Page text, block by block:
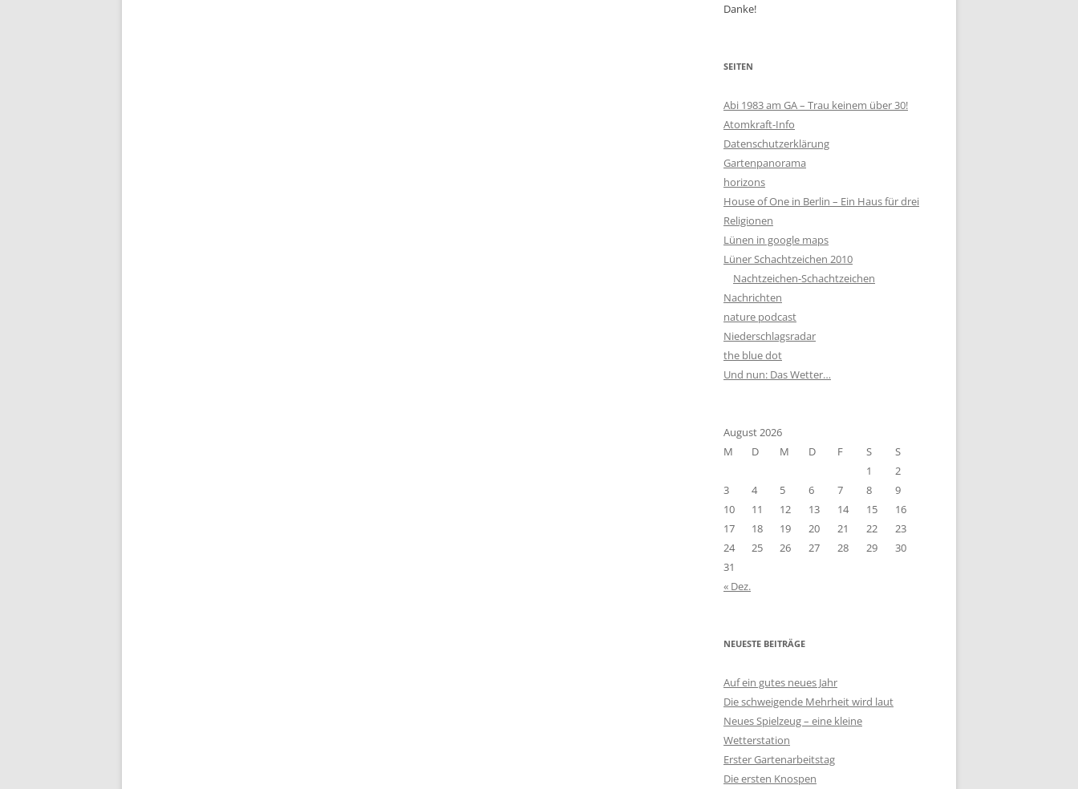
Danke!
SEITEN
Abi 1983 am GA – Trau keinem über 30!
Atomkraft-Info
Datenschutzerklärung
Gartenpanorama
horizons
House of One in Berlin – Ein Haus für drei
Religionen
Lünen in google maps
Lüner Schachtzeichen 2010
Nachtzeichen-Schachtzeichen
Nachrichten
nature podcast
Niederschlagsradar
the blue dot
Und nun: Das Wetter…
August 2026
M
D M D F S
S
1
2
3
4 5 6 7 8
9
10
11 12 13 14 15
16
17
18 19 20 21 22
23
24
25 26 27 28 29
30
31
« Dez.
NEUESTE BEITRÄGE
Auf ein gutes neues Jahr
Die schweigende Mehrheit wird laut
Neues Spielzeug – eine kleine
Wetterstation
Erster Gartenarbeitstag
Die ersten Knospen